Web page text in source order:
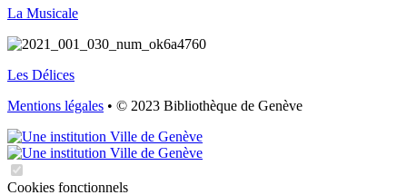
La Musicale
Les Délices
Mentions légales • © 2023 Bibliothèque de Genève
Cookies fonctionnels